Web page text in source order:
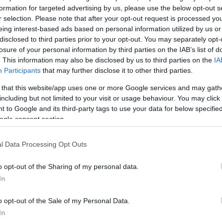
for targeted advertising by us, please use the below opt-out
selection. Please note that after your opt-out request is processed
interest-based ads based on personal information utilized by us
to third parties prior to your opt-out. You may separately
of your personal information by third parties on the IAB’s list of
This information may also be disclosed by us to third parties on the
Participants that may further disclose it to other third parties.
that this website/app uses one or more Google services and may
but not limited to your visit or usage behaviour. You may
to Google and its third-party tags to use your data for below
consent section.
Data Processing Opt Outs
opt-out of the Sharing of my personal data.
opt-out of the Sale of my Personal Data.
Social: « Ισραήλ και το Ιράν,
άμεση κατάπαυση του πυρός»
γνωστό μέσω του Truth Social ότι «τόσο το
«μία άμεση κατάπαυση του πυρός» και ότι οι
για την «ειρήνη» «προοδεύουν».